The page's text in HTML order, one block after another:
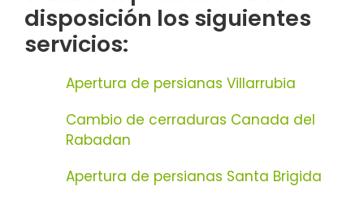
disposición los siguientes
servicios:
Apertura de persianas Villarrubia
Cambio de cerraduras Canada del
Rabadan
Apertura de persianas Santa Brigida